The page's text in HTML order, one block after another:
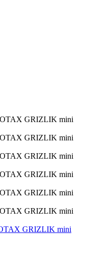
GRIZLIK mini